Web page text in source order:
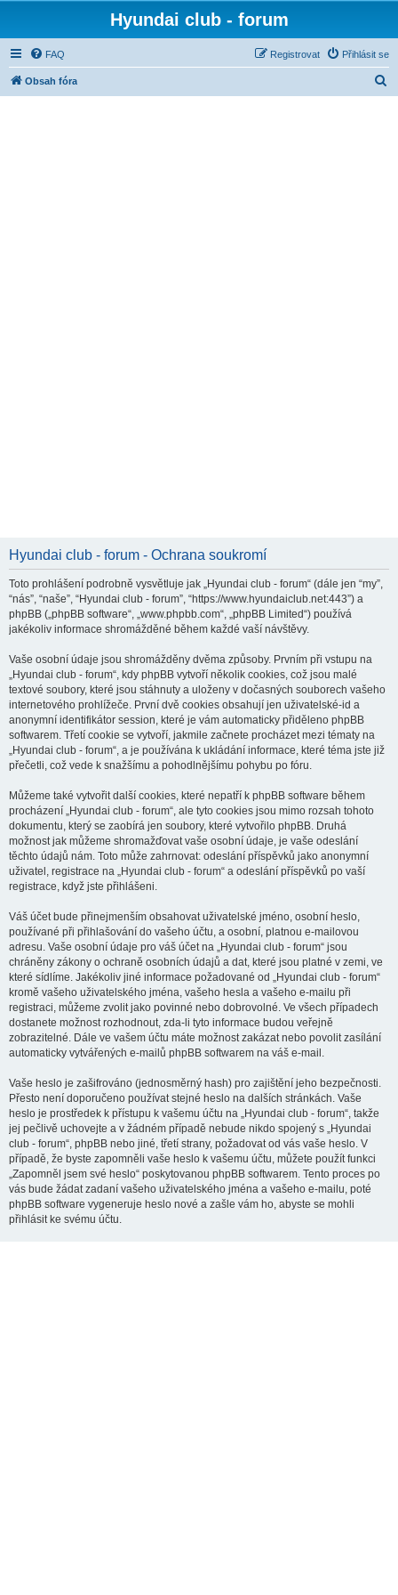
Hyundai club - forum
FAQ Přihlásit se
Registrovat
Obsah fóra
Hyundai club - forum - Ochrana soukromí
Toto prohlášení podrobně vysvětluje jak „Hyundai club - forum“ (dále jen “my”,
“nás”, “naše”, “Hyundai club - forum”, “https://www.hyundaiclub.net:443”) a
phpBB („phpBB software“, „www.phpbb.com“, „phpBB Limited“) používá
jakékoliv informace shromážděné během každé vaší návštěvy.
Vaše osobní údaje jsou shromážděny dvěma způsoby. Prvním při vstupu na
„Hyundai club - forum“, kdy phpBB vytvoří několik cookies, což jsou malé
textové soubory, které jsou stáhnuty a uloženy v dočasných souborech vašeho
internetového prohlížeče. První dvě cookies obsahují jen uživatelské-id a
anonymní identifikátor session, které je vám automaticky přiděleno phpBB
softwarem. Třetí cookie se vytvoří, jakmile začnete procházet mezi tématy na
„Hyundai club - forum“, a je používána k ukládání informace, které téma jste již
přečetli, což vede k snažšímu a pohodlnějšímu pohybu po fóru.
Můžeme také vytvořit další cookies, které nepatří k phpBB software během
procházení „Hyundai club - forum“, ale tyto cookies jsou mimo rozsah tohoto
dokumentu, který se zaobírá jen soubory, které vytvořilo phpBB. Druhá
možnost jak můžeme shromažďovat vaše osobní údaje, je vaše odeslání
těchto údajů nám. Toto může zahrnovat: odeslání příspěvků jako anonymní
uživatel, registrace na „Hyundai club - forum“ a odeslání příspěvků po vaší
registrace, když jste přihlášeni.
Váš účet bude přinejmenším obsahovat uživatelské jméno, osobní heslo,
používané při přihlašování do vašeho účtu, a osobní, platnou e-mailovou
adresu. Vaše osobní údaje pro váš účet na „Hyundai club - forum“ jsou
chráněny zákony o ochraně osobních údajů a dat, které jsou platné v zemi, ve
které sídlíme. Jakékoliv jiné informace požadované od „Hyundai club - forum“
kromě vašeho uživatelského jména, vašeho hesla a vašeho e-mailu při
registraci, můžeme zvolit jako povinné nebo dobrovolné. Ve všech případech
dostanete možnost rozhodnout, zda-li tyto informace budou veřejně
zobrazitelné. Dále ve vašem účtu máte možnost zakázat nebo povolit zasílání
automaticky vytvářených e-mailů phpBB softwarem na váš e-mail.
Vaše heslo je zašifrováno (jednosměrný hash) pro zajištění jeho bezpečnosti.
Přesto není doporučeno používat stejné heslo na dalších stránkách. Vaše
heslo je prostředek k přístupu k vašemu účtu na „Hyundai club - forum“, takže
jej pečlivě uchovejte a v žádném případě nebude nikdo spojený s „Hyundai
club - forum“, phpBB nebo jiné, třetí strany, požadovat od vás vaše heslo. V
případě, že byste zapomněli vaše heslo k vašemu účtu, můžete použít funkci
„Zapomněl jsem své heslo“ poskytovanou phpBB softwarem. Tento proces po
vás bude žádat zadaní vašeho uživatelského jména a vašeho e-mailu, poté
phpBB software vygeneruje heslo nové a zašle vám ho, abyste se mohli
přihlásit ke svému účtu.